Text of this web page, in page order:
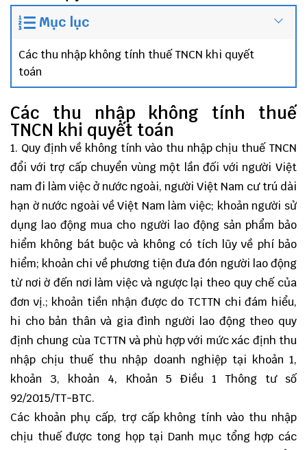
Mục lục
Các thu nhập không tính thuế TNCN khi quyết
toán
Các thu nhập không tính thuế
TNCN khi quyết toán
1. Quy định về không tính vào thu nhập chịu thuế TNCN
đổi với trợ cấp chuyển vùng một lần đối với người Việt
nam đi làm việc ở nước ngoài, người Việt Nam cư trú dài
hạn ờ nước ngoài về Việt Nam làm việc; khoản người sử
dụng lao động mua cho người lao động sản phẩm bảo
hiểm không bát buộc và không có tích lũy về phí bảo
hiểm; khoản chi về phương tiện đưa đón người lao động
từ nơi ờ đến nơi làm việc và ngược lại theo quy chế của
đơn vị.; khoản tiền nhận được do TCTTN chi đám hiểu,
hi cho bản thân và gia đình người lao động theo quy
định chung cùa TCTTN và phù hợp với mức xác định thu
nhập chịu thuế thu nhập doanh nghiệp tại khoản 1,
khoản 3, khoản 4, Khoản 5 Điều 1 Thông tư số
92/2015/TT-BTC.
Các khoản phụ cấp, trợ cấp không tính vào thu nhập
chịu thuế được tong họp tại Danh mục tổng hợp các